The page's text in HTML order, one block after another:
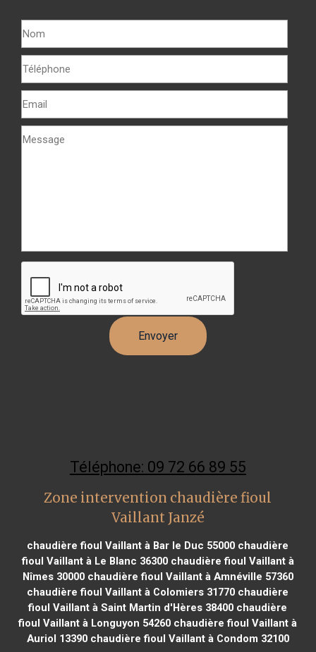
Téléphone: 09 72 66 89 55
Zone intervention chaudière fioul
Vaillant Janzé
chaudière fioul Vaillant à Bar le Duc 55000 chaudière
fioul Vaillant à Le Blanc 36300chaudière fioul Vaillant à
Nîmes 30000chaudière fioul Vaillant à Amnéville 57360
chaudière fioul Vaillant à Colomiers 31770 chaudière
fioul Vaillant à Saint Martin d'Hères 38400 chaudière
fioul Vaillant à Longuyon 54260 chaudière fioul Vaillant à
Auriol 13390chaudière fioul Vaillant à Condom 32100